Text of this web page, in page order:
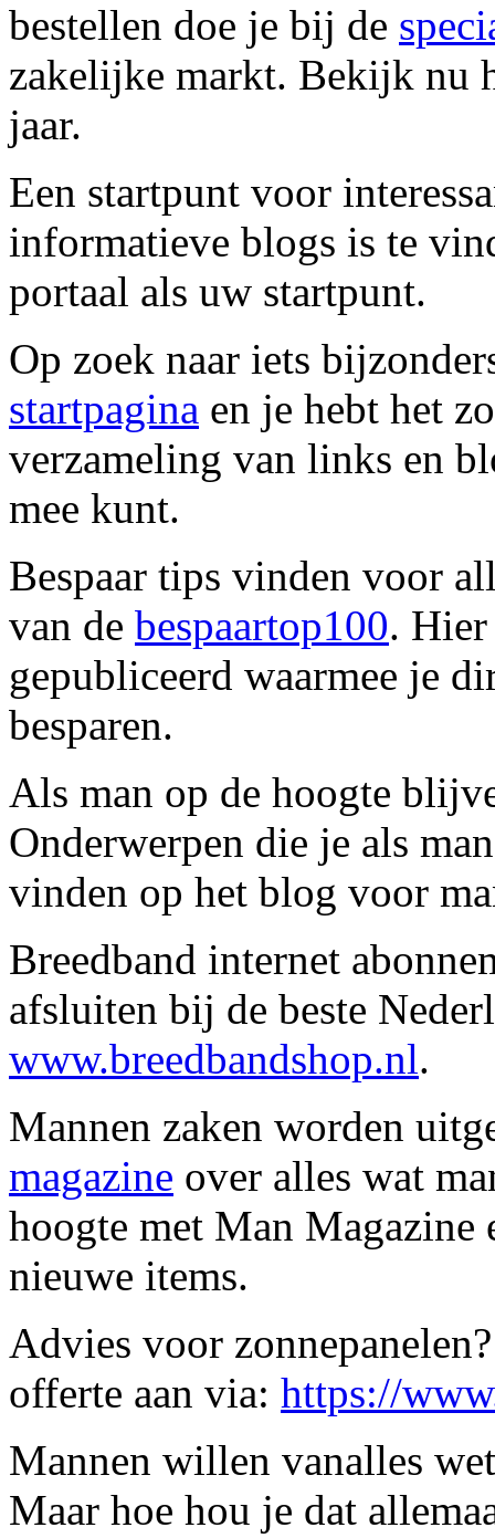
bestellen doe je bij de
zakelijke markt. Bekijk nu
jaar.
Een startpunt voor
informatieve blogs is te
portaal als uw startpunt.
Op zoek naar iets
startpagina en je hebt het
verzameling van links en
mee kunt.
Bespaar tips vinden voor
van de bespaartop100.
gepubliceerd waarmee je
besparen.
Als man op de hoogte
Onderwerpen die je als
vinden op het blog voor
Breedband internet
afsluiten bij de beste
www.breedbandshop.nl.
Mannen zaken worden
magazine over alles wat
hoogte met Man Magazine
nieuwe items.
Advies voor
offerte aan via: https://
Mannen willen vanalles
Maar hoe hou je dat